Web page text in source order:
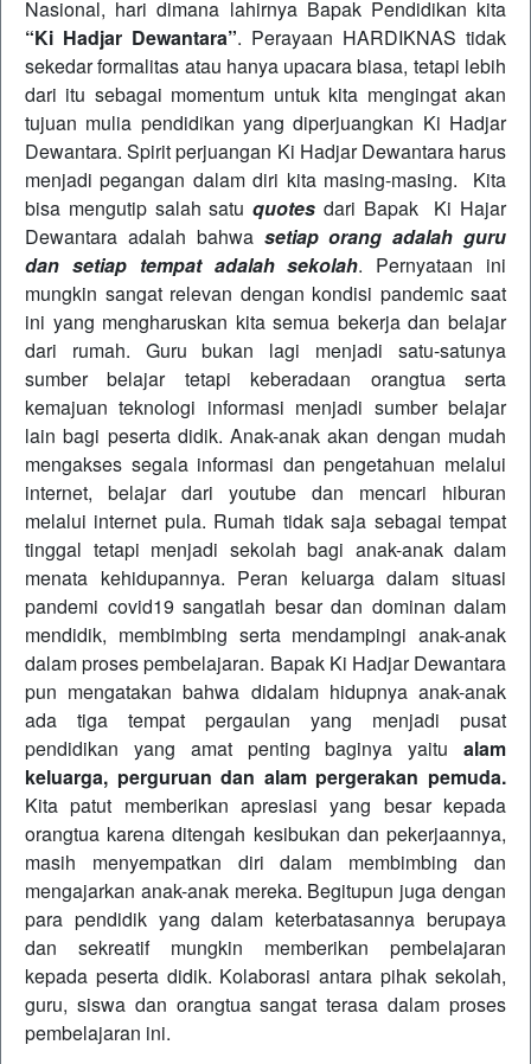
Nasional, hari dimana lahirnya Bapak Pendidikan kita
“Ki Hadjar Dewantara”. Perayaan HARDIKNAS tidak
sekedar formalitas atau hanya upacara biasa, tetapi lebih
dari itu sebagai momentum untuk kita mengingat akan
tujuan mulia pendidikan yang diperjuangkan Ki Hadjar
Dewantara. Spirit perjuangan Ki Hadjar Dewantara harus
menjadi pegangan dalam diri kita masing-masing. Kita
bisa mengutip salah satuquotes dari Bapak Ki Hajar
Dewantara adalah bahwa setiap orang adalah guru
dan setiap tempat adalah sekolah. Pernyataan ini
mungkin sangat relevan dengan kondisi pandemic saat
ini yang mengharuskan kita semua bekerja dan belajar
dari rumah. Guru bukan lagi menjadi satu-satunya
sumber belajar tetapi keberadaan orangtua serta
kemajuan teknologi informasi menjadi sumber belajar
lain bagi peserta didik. Anak-anak akan dengan mudah
mengakses segala informasi dan pengetahuan melalui
internet, belajar dari youtube dan mencari hiburan
melalui internet pula. Rumah tidak saja sebagai tempat
tinggal tetapi menjadi sekolah bagi anak-anak dalam
menata kehidupannya. Peran keluarga dalam situasi
pandemi covid19 sangatlah besar dan dominan dalam
mendidik, membimbing serta mendampingi anak-anak
dalam proses pembelajaran. Bapak Ki Hadjar Dewantara
pun mengatakan bahwa didalam hidupnya anak-anak
ada tiga tempat pergaulan yang menjadi pusat
pendidikan yang amat penting baginya yaitu alam
keluarga, perguruan dan alam pergerakan pemuda.
Kita patut memberikan apresiasi yang besar kepada
orangtua karena ditengah kesibukan dan pekerjaannya,
masih menyempatkan diri dalam membimbing dan
mengajarkan anak-anak mereka. Begitupun juga dengan
para pendidik yang dalam keterbatasannya berupaya
dan sekreatif mungkin memberikan pembelajaran
kepada peserta didik. Kolaborasi antara pihak sekolah,
guru, siswa dan orangtua sangat terasa dalam proses
pembelajaran ini.